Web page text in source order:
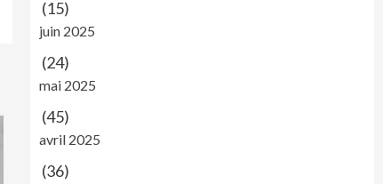
(15)
juin 2025
(24)
mai 2025
(45)
avril 2025
(36)